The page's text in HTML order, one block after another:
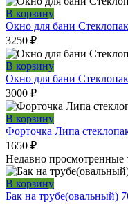
В корзину
Окно для бани
3250 ₽
В корзину
Окно для бани
3000 ₽
В корзину
Форточка Липа
1650 ₽
Недавно просмотренные
В корзину
Бак на трубе(овальный)